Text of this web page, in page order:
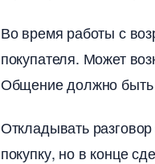
о время работы с
покупателя. Может
Общение должно быть
Откладывать
покупку, но в конце